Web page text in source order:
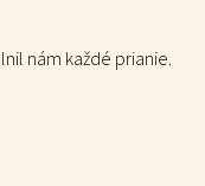
nám každé prianie.